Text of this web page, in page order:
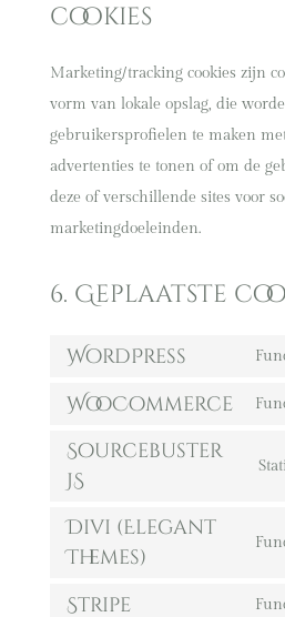
cookies
Marketing/tracking cookies zijn
vorm van lokale opslag, die
gebruikersprofielen te maken
advertenties te tonen of om de
deze of verschillende sites voor
marketingdoeleinden.
6. Geplaatste
WordPress
WooCommerce
Sourcebuster
JS
Divi (Elegant
Themes)
Stripe